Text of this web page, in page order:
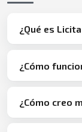
¿Qué es
¿Cómo
¿Cómo creo